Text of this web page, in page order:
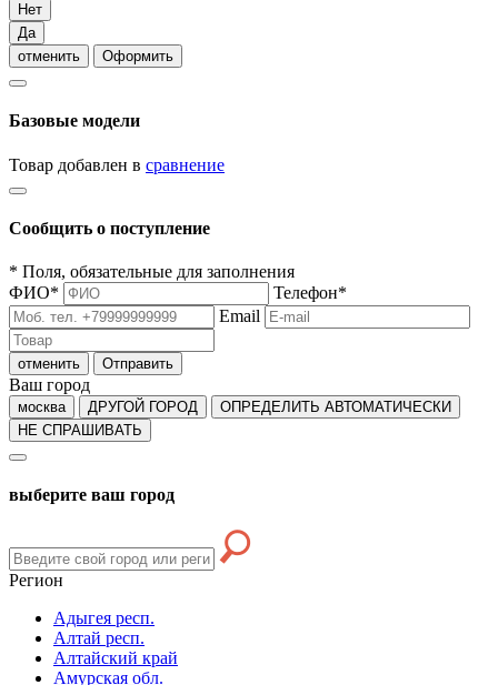
Нет
Да
отменить
Оформить
Базовые модели
Товар добавлен в сравнение
Сообщить о поступление
* Поля, обязательные для заполнения
ФИО* Телефон*
Email
отменить Отправить
Ваш город
москва ДРУГОЙ ГОРОД
ОПРЕДЕЛИТЬ АВТОМАТИЧЕСКИ
НЕ СПРАШИВАТЬ
выберите ваш город
Регион
Адыгея респ.
Алтай респ.
Алтайский край
Амурская обл.